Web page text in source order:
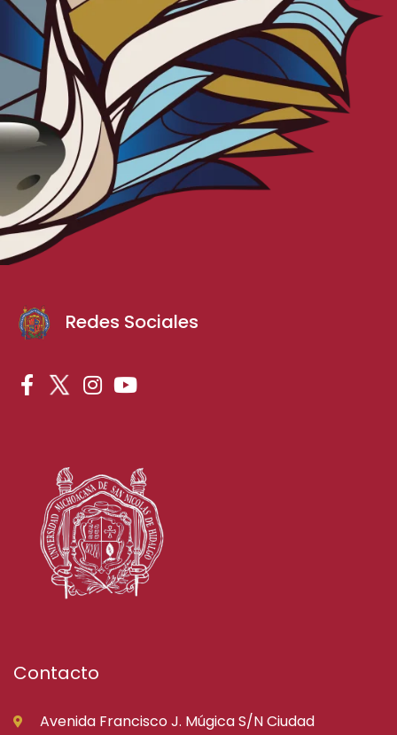
Redes Sociales
Contacto
Avenida Francisco J. Múgica S/N Ciudad